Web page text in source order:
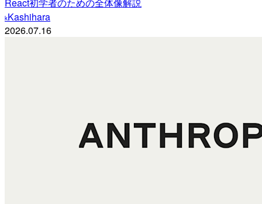
kKashihara
2026.07.16